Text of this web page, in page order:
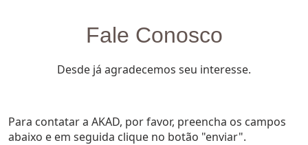
Fale Conosco
Desde já agradecemos seu interesse.
Para contatar a AKAD, por favor, preencha os campos
abaixo e em seguida clique no botão "enviar".